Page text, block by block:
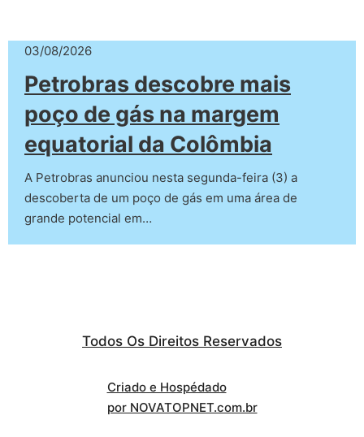
03/08/2026
Petrobras descobre mais
poço de gás na margem
equatorial da Colômbia
A Petrobras anunciou nesta segunda-feira (3) a
descoberta de um poço de gás em uma área de
grande potencial em…
Todos Os Direitos Reservados
Criado e Hospédado
por NOVATOPNET.com.br